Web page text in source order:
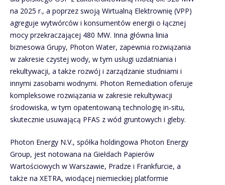
na 2025 r., a poprzez swoją Wirtualną Elektrownię (VPP)
agreguje wytwórców i konsumentów energii o łącznej
mocy przekraczającej 480 MW. Inna główna linia
biznesowa Grupy, Photon Water, zapewnia rozwiązania
w zakresie czystej wody, w tym usługi uzdatniania i
rekultywacji, a także rozwój i zarządzanie studniami i
innymi zasobami wodnymi. Photon Remediation oferuje
kompleksowe rozwiązania w zakresie rekultywacji
środowiska, w tym opatentowaną technologię in-situ,
skutecznie usuwającą PFAS z wód gruntowych i gleby.
Photon Energy N.V., spółka holdingowa Photon Energy
Group, jest notowana na Giełdach Papierów
Wartościowych w Warszawie, Pradze i Frankfurcie, a
także na XETRA, wiodącej niemieckiej platformie